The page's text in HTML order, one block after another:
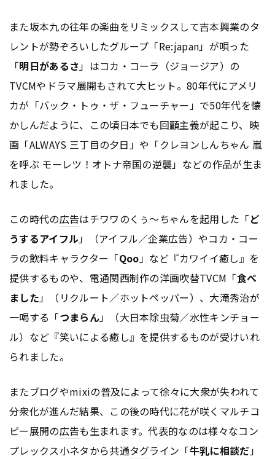
また坂本九の往年の楽曲をリミックスして吉本興業のタ
レントが勢ぞろいしたグループ「Re:japan」が唄った
「明日があるさ」はコカ・コーラ（ジョージア）の
TVCMやドラマ展開もされて大ヒット。80年代にアメリ
カが「バック・トゥ・ザ・フューチャー」で50年代を懐
かしんだように、この頃日本でも回顧主義が起こり、映
画「ALWAYS 三丁目の夕日」や「クレヨンしんちゃん 嵐
を呼ぶ モーレツ！オトナ帝国の逆襲」などの作品が生ま
れました。
この時代の広告はチワワのくぅ～ちゃんを起用した「ど
うするアイフル」（アイフル／企業広告）やコカ・コー
ラの飲料キャラクター「Qoo」など『カワイイ癒し』を
提供するものや、電通関西制作の洋画吹替TVCM「食べ
ました」（リクルート／ホットペッパー）、大滝秀治が
一喝する「つまらん」（大日本除虫菊／水性キンチョー
ル）など『笑いによる癒し』を提供するものが受けいれ
られました。
またブログやmixiの普及によって徐々に大衆が失われて
分衆化が進んだ結果、この後の時代に花が咲くマルチコ
ピー展開の広告も生まれます。代表的なのは様々なコン
プレックス小ネタから共通タグライン「牛乳に相談だ」